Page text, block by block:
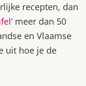
recepten, dan
‘ meer dan 50
en Vlaamse
uit hoe je de